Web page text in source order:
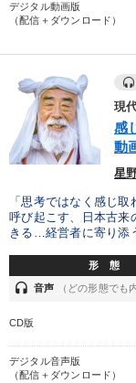
デジタル動画版
（配信＋ダウンロード）
現
感
動
星
「思考ではなく感じ
呼び起こす、日本古来
きる…経営者に寄り添
形 態
headset 音声 （どの形態でも
CD版
デジタル音声版
（配信＋ダウンロード）